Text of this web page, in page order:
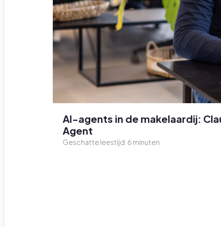
AI-agents in de makelaardij:
Agent
Geschatte leestijd: 6 minuten